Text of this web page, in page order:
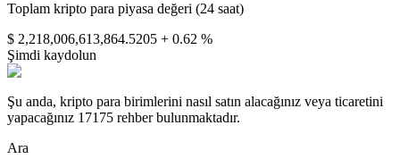
Teminat olarak USDT kullanan vadeli işlemler
Toplam kripto para piyasa değeri (24 saat)
$ 2,218,006,613,864.5205 + 0.62 %
Şimdi kaydolun
Şu anda, kripto para birimlerini nasıl satın alacağınız veya ticaretini
yapacağınız 17175 rehber bulunmaktadır.
Ara